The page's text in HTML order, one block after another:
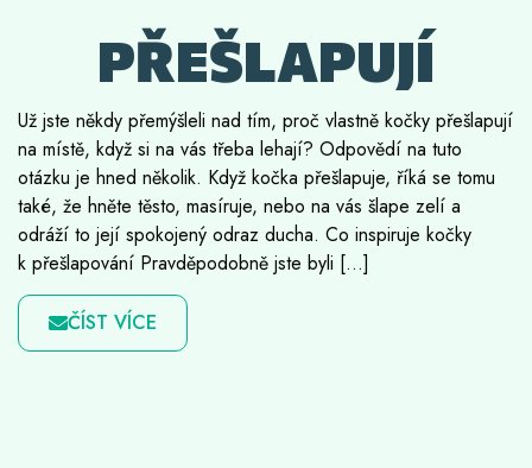
PŘEŠLAPUJÍ
Už jste někdy přemýšleli nad tím, proč vlastně kočky přešlapují
na místě, když si na vás třeba lehají? Odpovědí na tuto
otázku je hned několik. Když kočka přešlapuje, říká se tomu
také, že hněte těsto, masíruje, nebo na vás šlape zelí a
odráží to její spokojený odraz ducha. Co inspiruje kočky
k přešlapování Pravděpodobně jste byli […]
ČÍST VÍCE